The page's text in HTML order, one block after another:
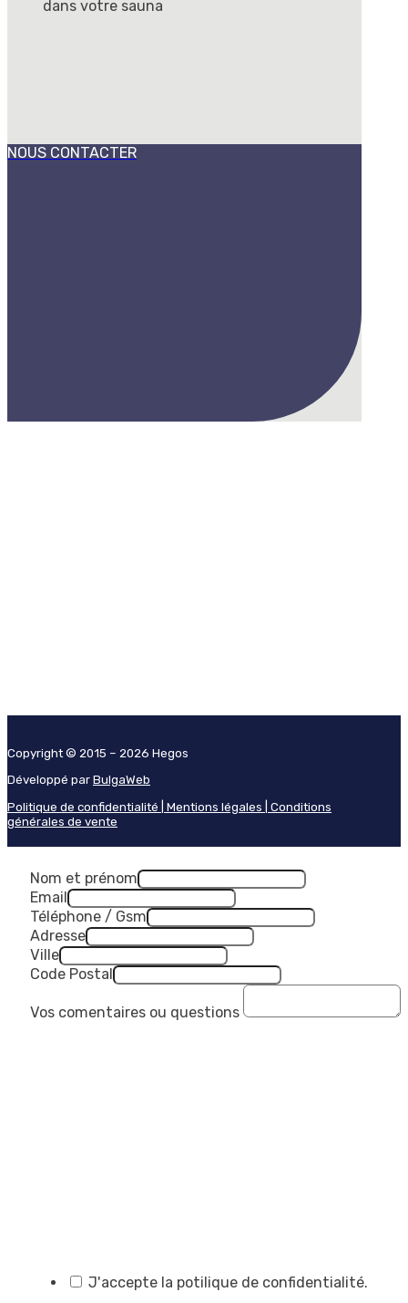
dans votre sauna
NOUS CONTACTER
Copyright © 2015 – 2026 Hegos
Développé parBulgaWeb
Politique de confidentialité | Mentions légales | Conditions
générales de vente
Nom et prénom
Email
Téléphone / Gsm
Adresse
Ville
Code Postal
Vos comentaires ou questions
J'accepte la potilique de confidentialité.